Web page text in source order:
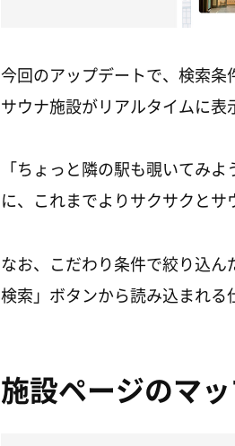
今回のアップデートで、検索
サウナ施設がリアルタイムに表
「ちょっと隣の駅も覗いてみ
に、これまでよりサクサクとサ
なお、こだわり条件で絞り込
検索」ボタンから読み込まれる
施設ページのマ